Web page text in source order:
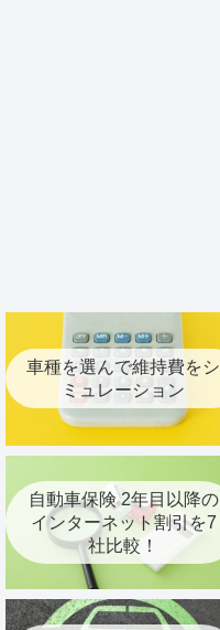
車種を選んで維持費をシ
ミュレーション
自動車保険 2年目以降の
インターネット割引を7
社比較！